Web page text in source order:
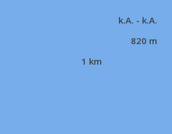
k.A. - k.A.
820 m
1 km